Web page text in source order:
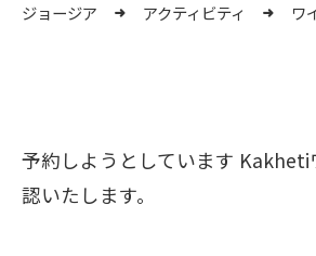
ジョージア アクティビティ ワ
予約しようとしています
認いたします。